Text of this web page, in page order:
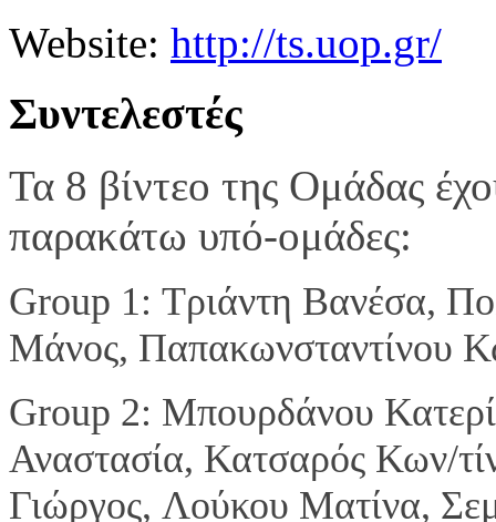
Website: http://ts.uop.gr/
Συντελεστές
Τα 8 βίντεο της Ομάδας
παρακάτω υπό-ομάδες:
Group 1: Τριάντη Βανέσα,
Μάνος, Παπακωνσταντίνου
Group 2: Μπουρδάνου
Αναστασία, Κατσαρός Κων/
Γιώργος, Λούκου Ματίνα,